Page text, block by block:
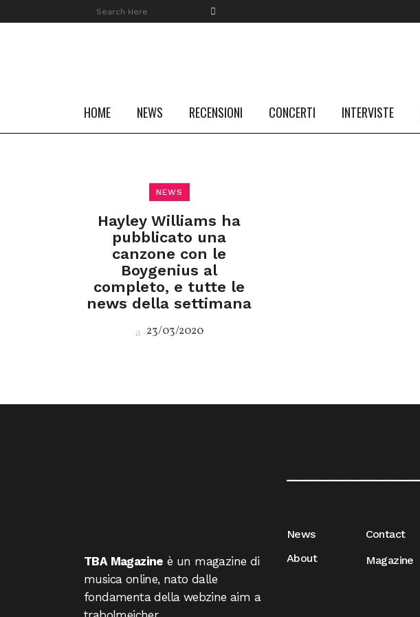
HOME NEWS RECENSIONI CONCERTI INTERVISTE
NEWS
Hayley Williams ha
pubblicato una
canzone con le
Boygenius al
completo, e tutte le
news della settimana
23/03/2020
TBA Magazine è un magazine di
musica online, nato dalle
fondamenta della webzine aim a
News
About
Contact
Magazine